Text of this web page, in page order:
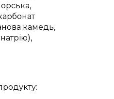
камедь,